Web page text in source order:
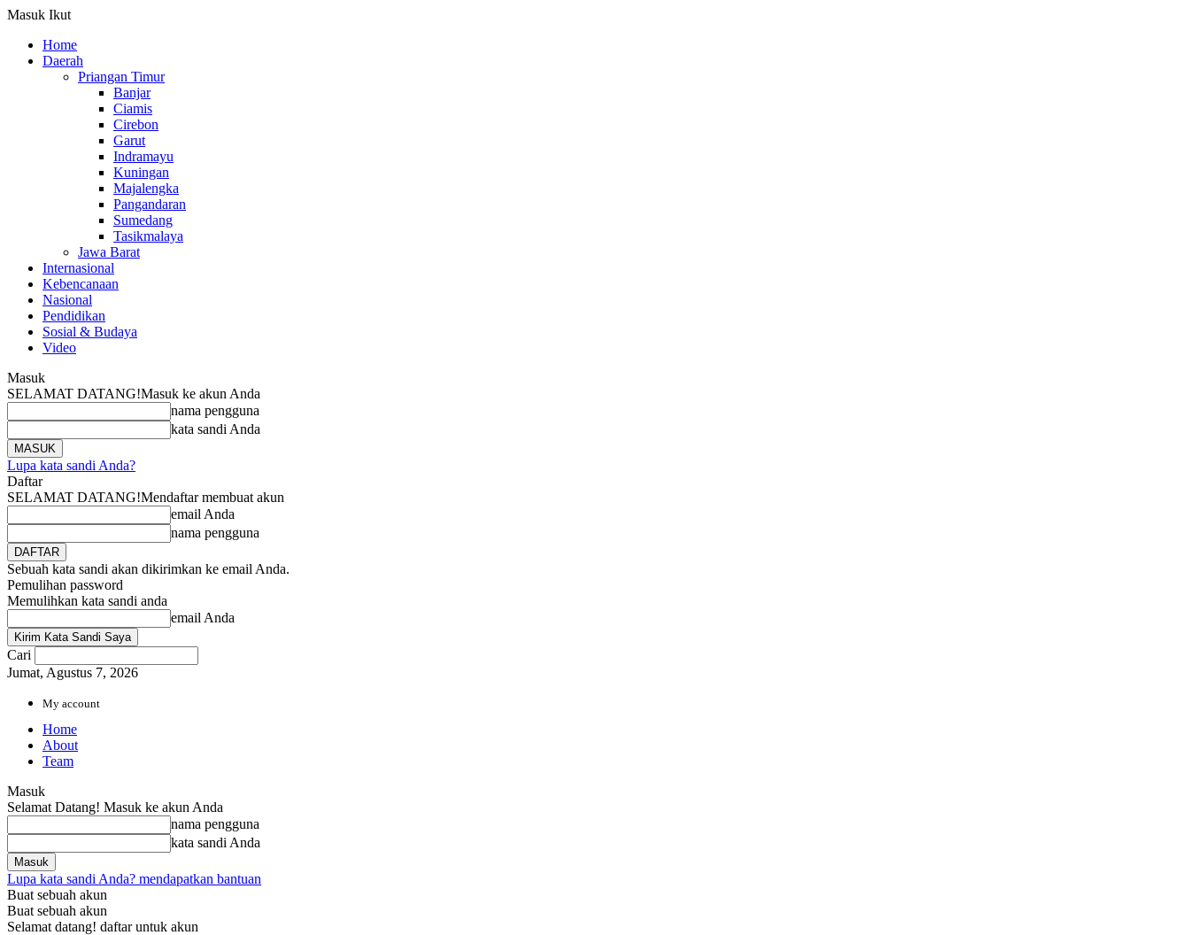
Masuk Ikut
Home
Daerah
Priangan Timur
Banjar
Ciamis
Cirebon
Garut
Indramayu
Kuningan
Majalengka
Pangandaran
Sumedang
Tasikmalaya
Jawa Barat
Internasional
Kebencanaan
Nasional
Pendidikan
Sosial & Budaya
Video
Masuk
SELAMAT DATANG!Masuk ke akun Anda
nama pengguna
kata sandi Anda
Lupa kata sandi Anda?
Daftar
SELAMAT DATANG!Mendaftar membuat akun
email Anda
nama pengguna
Sebuah kata sandi akan dikirimkan ke email Anda.
Pemulihan password
Memulihkan kata sandi anda
email Anda
Cari
Jumat, Agustus 7, 2026
My account
Home
About
Team
Masuk
Selamat Datang! Masuk ke akun Anda
nama pengguna
kata sandi Anda
Lupa kata sandi Anda? mendapatkan bantuan
Buat sebuah akun
Buat sebuah akun
Selamat datang! daftar untuk akun